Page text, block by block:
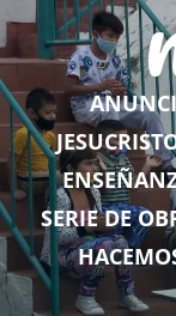
SERIE DE